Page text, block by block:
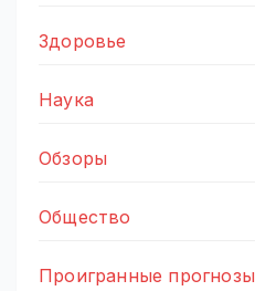
Здоровье
Наука
Обзоры
Общество
Проигранные прогнозы